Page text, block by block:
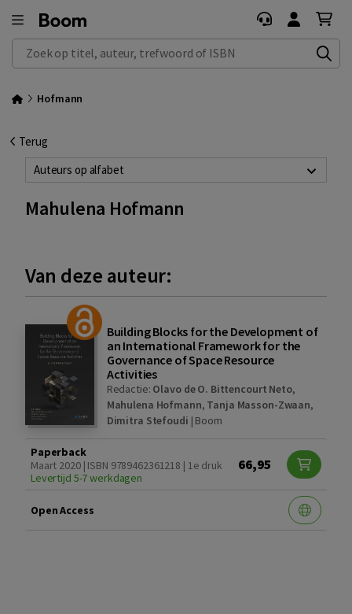
Zoek op titel, auteur, trefwoord of ISBN
Hofmann
Terug
Auteurs op alfabet
Mahulena Hofmann
Van deze auteur:
Building Blocks for the Development of
an International Framework for the
Governance of Space Resource
Activities
Redactie: Olavo de O. Bittencourt Neto,
Mahulena Hofmann, Tanja Masson-Zwaan,
Dimitra Stefoudi | Boom
Paperback
Maart 2020 | ISBN 9789462361218 | 1e druk
Levertijd 5-7 werkdagen
66,95
Open Access